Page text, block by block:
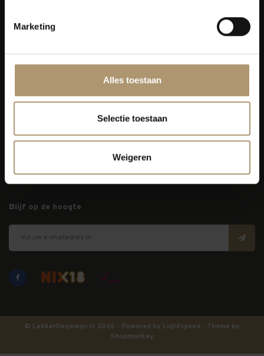
Marketing
Alles toestaan
Selectie toestaan
Weigeren
2431 AE Noorden
Lekkerflesjewijn
Blijf op de hoogte
© Lekkerflesjewijn.nl 2026 - Powered by Lightspeed - Theme by
Shopmonkey